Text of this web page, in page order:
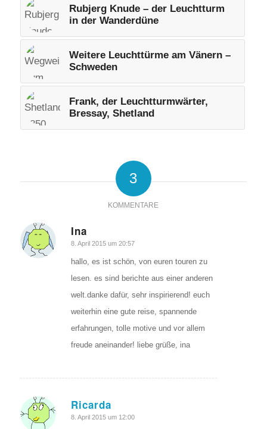
Rubjerg Knude – der Leuchtturm
in der Wanderdüne
Weitere Leuchttürme am Vänern –
Schweden
Frank, der Leuchtturmwärter,
Bressay, Shetland
3
KOMMENTARE
Ina
sagte:
8. April 2015 um 20:57
hallo, es ist schön, von euren touren zu
lesen. es sind berichte aus einer anderen
welt.danke dafür, sehr inspirierend! euch
weiterhin eine gute reise, spannende
erfahrungen, tolle motive und vor allem
freude aneinander! liebe grüße, ina
Ricarda
sagte:
8. April 2015 um 12:00